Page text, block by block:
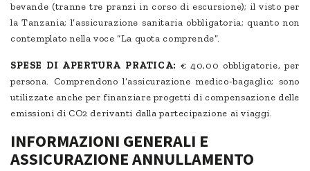
bevande (tranne tre pranzi in corso di escursione); il visto per
la Tanzania; l’assicurazione sanitaria obbligatoria; quanto non
contemplato nella voce “La quota comprende”.
SPESE DI APERTURA PRATICA: € 40,00 obbligatorie, per
persona. Comprendono l’assicurazione medico-bagaglio; sono
utilizzate anche per finanziare progetti di compensazione delle
emissioni di CO2 derivanti dalla partecipazione ai viaggi.
INFORMAZIONI GENERALI E
ASSICURAZIONE ANNULLAMENTO